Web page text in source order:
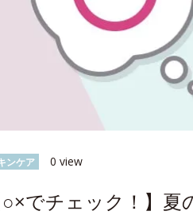
ンケア 0 view
○×でチェック！】